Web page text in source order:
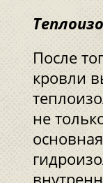
После
кровли
не